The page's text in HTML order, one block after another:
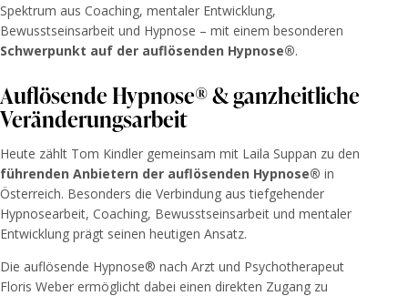
Spektrum aus Coaching, mentaler Entwicklung,
Bewusstseinsarbeit und Hypnose – mit einem besonderen
Schwerpunkt auf der auflösenden Hypnose®.
Auflösende Hypnose® & ganzheitliche
Veränderungsarbeit
Heute zählt Tom Kindler gemeinsam mit Laila Suppan zu den
führenden Anbietern der auflösenden Hypnose® in
Österreich. Besonders die Verbindung aus tiefgehender
Hypnosearbeit, Coaching, Bewusstseinsarbeit und mentaler
Entwicklung prägt seinen heutigen Ansatz.
Die auflösende Hypnose® nach Arzt und Psychotherapeut
Floris Weber ermöglicht dabei einen direkten Zugang zu